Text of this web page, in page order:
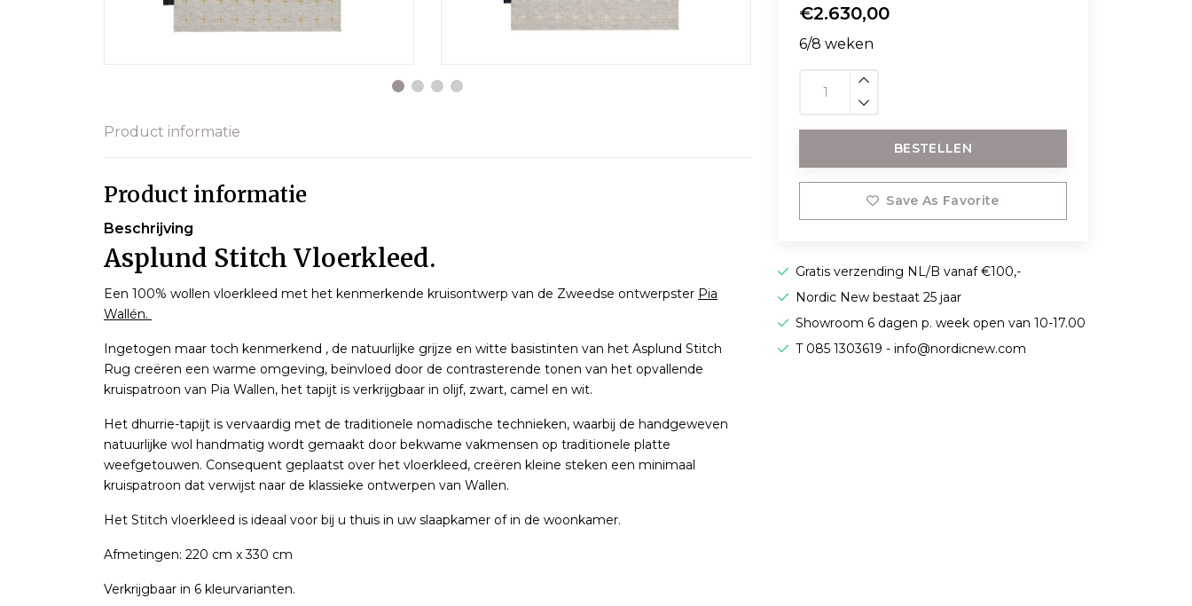
€2.630,00
6/8 weken
BESTELLEN
Save As Favorite
Gratis verzending NL/B vanaf €100,-
Nordic New bestaat 25 jaar
Showroom 6 dagen p. week open van 10-17.00
T 085 1303619 -info@nordicnew.com
Product informatie
Product informatie
Beschrijving
Asplund Stitch Vloerkleed.
Een 100% wollen vloerkleed met het kenmerkende kruisontwerp van de Zweedse ontwerpster Pia
Wallén.
Ingetogen maar toch kenmerkend , de natuurlijke grijze en witte basistinten van het Asplund Stitch
Rug creëren een warme omgeving, beïnvloed door de contrasterende tonen van het opvallende
kruispatroon van Pia Wallen, het tapijt is verkrijgbaar in olijf, zwart, camel en wit.
Het dhurrie-tapijt is vervaardig met de traditionele nomadische technieken, waarbij de handgeweven
natuurlijke wol handmatig wordt gemaakt door bekwame vakmensen op traditionele platte
weefgetouwen. Consequent geplaatst over het vloerkleed, creëren kleine steken een minimaal
kruispatroon dat verwijst naar de klassieke ontwerpen van Wallen.
Het Stitch vloerkleed is ideaal voor bij u thuis in uw slaapkamer of in de woonkamer.
Afmetingen: 220 cm x 330 cm
Verkrijgbaar in 6 kleurvarianten.